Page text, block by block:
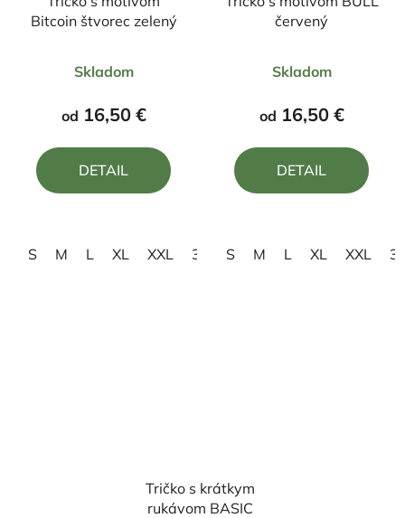
Bitcoin štvorec zelený
hodnotenie
produktu
je
z
Skladom
od 16,50 €
DETAIL
S M L XL XXL 3XL 4XL
červený
hodnotenie
produktu
je
z
Skladom
od 16,50 €
DETAIL
S M L XL XXL
Tričko s krátkym
rukávom BASIC